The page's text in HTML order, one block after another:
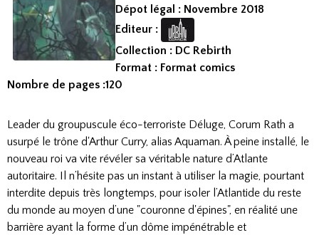
Dépot légal : Novembre 2018
Editeur :
Collection : DC Rebirth
Format : Format comics
Nombre de pages :120
Leader du groupuscule éco-terroriste Déluge, Corum Rath a
usurpé le trône d'Arthur Curry, alias Aquaman. À peine installé, le
nouveau roi va vite révéler sa véritable nature d’Atlante
autoritaire. Il n’hésite pas un instant à utiliser la magie, pourtant
interdite depuis très longtemps, pour isoler l’Atlantide du reste
du monde au moyen d’une "couronne d'épines", en réalité une
barrière ayant la forme d’un dôme impénétrable et